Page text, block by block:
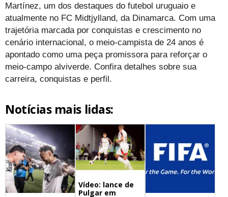
Martínez, um dos destaques do futebol uruguaio e
atualmente no FC Midtjylland, da Dinamarca. Com uma
trajetória marcada por conquistas e crescimento no
cenário internacional, o meio-campista de 24 anos é
apontado como uma peça promissora para reforçar o
meio-campo alviverde. Confira detalhes sobre sua
carreira, conquistas e perfil.
Notícias mais lidas:
Vídeo: lance de
Pulgar em